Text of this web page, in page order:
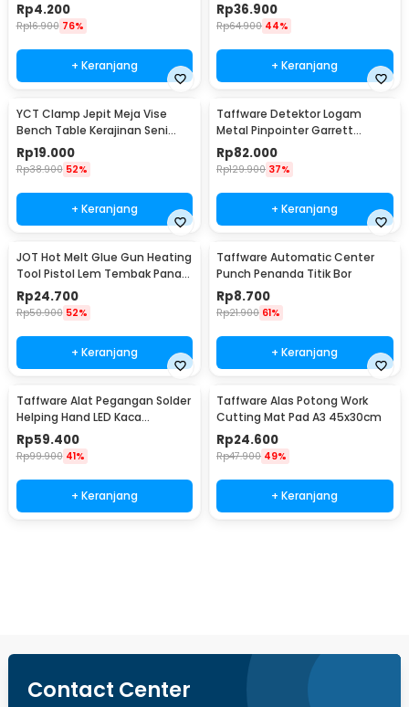
Rp4.200
Rp16.900 76%
+ Keranjang
Rp36.900
Rp64.900 44%
+ Keranjang
YCT Clamp Jepit Meja Vise
Bench Table Kerajinan Seni
Perhiasan 25mm - QST
Rp19.000
Rp38.900 52%
+ Keranjang
Taffware Detektor Logam
Metal Pinpointer Garrett
Waterproof - 1166000
Rp82.000
Rp129.900 37%
+ Keranjang
JOT Hot Melt Glue Gun Heating
Tool Pistol Lem Tembak Panas
20W - QT-302
Rp24.700
Rp50.900 52%
+ Keranjang
Taffware Automatic Center
Punch Penanda Titik Bor
Rp8.700
Rp21.900 61%
+ Keranjang
Taffware Alat Pegangan Solder
Helping Hand LED Kaca
Pembesar 3.5X - TE-801
Rp59.400
Rp99.900 41%
+ Keranjang
Taffware Alas Potong Work
Cutting Mat Pad A3 45x30cm
Rp24.600
Rp47.900 49%
+ Keranjang
Contact Center